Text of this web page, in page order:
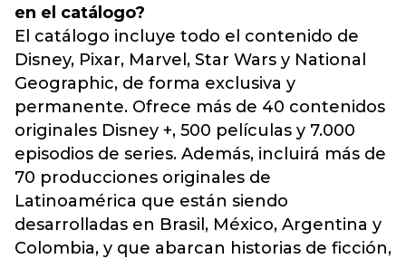
en el catálogo?
El catálogo incluye todo el contenido de
Disney, Pixar, Marvel, Star Wars y National
Geographic, de forma exclusiva y
permanente. Ofrece más de 40 contenidos
originales Disney +, 500 películas y 7.000
episodios de series. Además, incluirá más de
70 producciones originales de
Latinoamérica que están siendo
desarrolladas en Brasil, México, Argentina y
Colombia, y que abarcan historias de ficción,